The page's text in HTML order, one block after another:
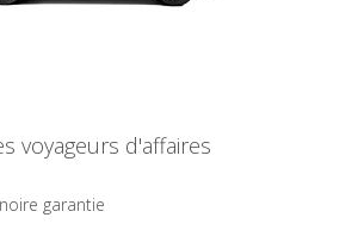
voyageurs d'affaires
garantie